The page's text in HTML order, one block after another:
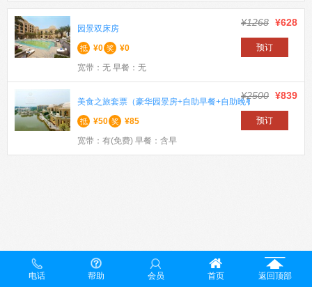
园景双床房
抵 ¥0 奖
¥0
宽带：无 早餐：无
¥1268 ¥628
预订
美食之旅套票（豪华园景房+自助早餐+自助晚餐）
抵 ¥50 奖
¥85
宽带：有(免费) 早餐：含早
¥2500 ¥839
预订
电话 帮助 会员 首页 返回顶部